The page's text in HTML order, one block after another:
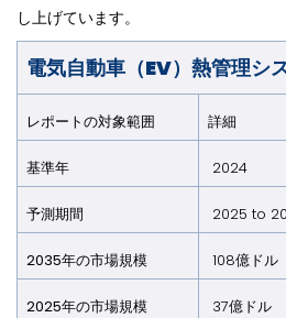
し上げています。
電気自動車（EV）熱管理シ
レポートの対象範囲 詳細
基準年 2024
予測期間 2025 to
2035年の市場規模 108億ドル
2025年の市場規模 37億ドル